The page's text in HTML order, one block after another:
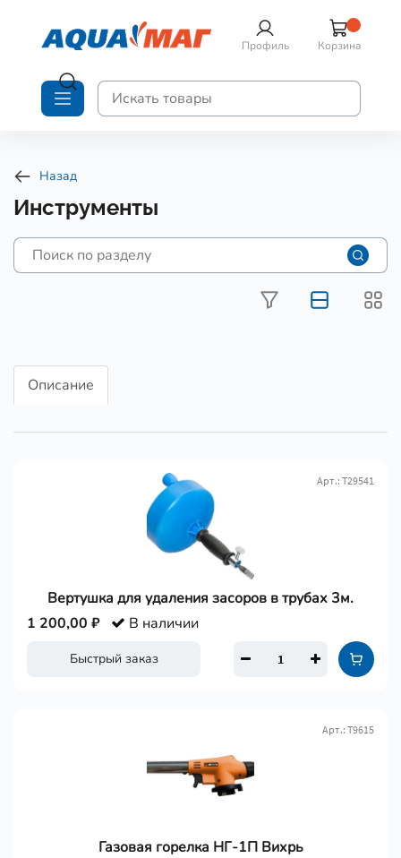
Профиль Корзина
Назад
Инструменты
Описание
Вертушка для удаления засоров в трубах 3м.
Арт.: Т29541
Быстрый заказ
1 200,00 ₽ В наличии
Газовая горелка НГ-1П Вихрь
Арт.: Т9615